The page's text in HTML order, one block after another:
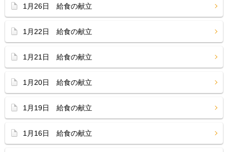
1月26日 給食の献立
1月22日 給食の献立
1月21日 給食の献立
1月20日 給食の献立
1月19日 給食の献立
1月16日 給食の献立